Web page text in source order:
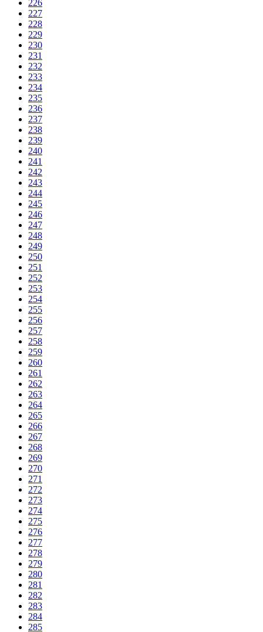
226
227
228
229
230
231
232
233
234
235
236
237
238
239
240
241
242
243
244
245
246
247
248
249
250
251
252
253
254
255
256
257
258
259
260
261
262
263
264
265
266
267
268
269
270
271
272
273
274
275
276
277
278
279
280
281
282
283
284
285